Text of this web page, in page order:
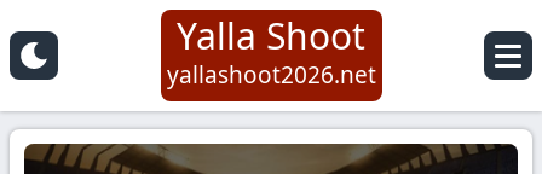
Yalla Shoot
yallashoot2026.net